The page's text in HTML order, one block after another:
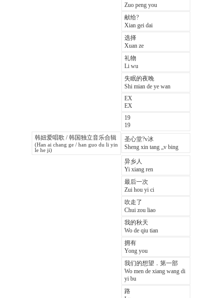
Zuo peng you
献给?
Xian gei dai
选择
Xuan ze
礼物
Li wu
失眠的夜晚
Shi mian de ye wan
EX
EX
19
19
韩妞爱唱歌 / 韩国独立音乐合辑
(Han ai chang ge / han guo du li yin
le he ji)
圣心堂?v冰
Sheng xin tang „v bing
异乡人
Yi xiang ren
最后一次
Zui hou yi ci
吹走了
Chui zou liao
我的秋天
Wo de qiu tian
拥有
Yong you
我们的想望．第一部
Wo men de xiang wang di
yi bu
路